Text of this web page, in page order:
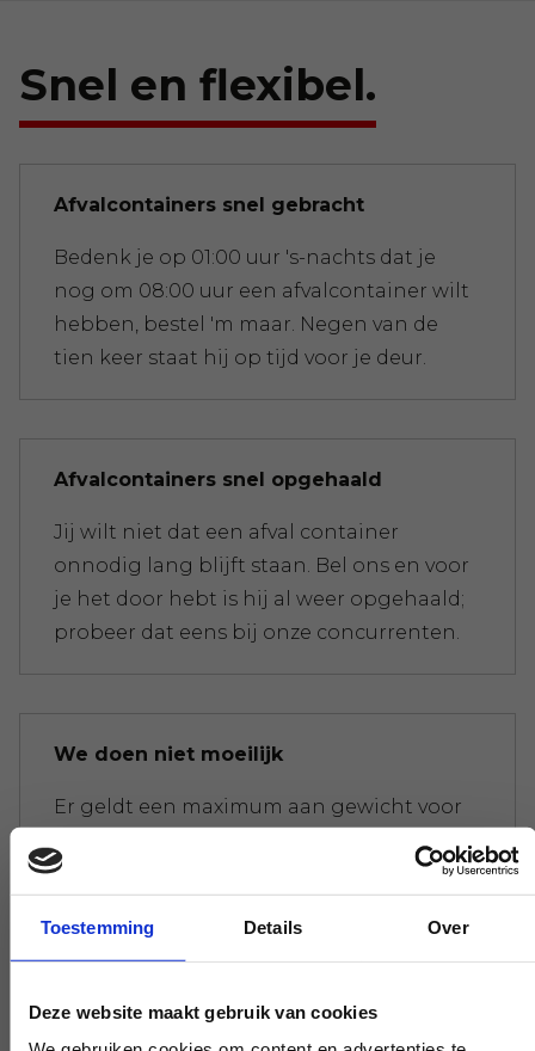
Toestemming Details Over
Deze website maakt gebruik van cookies
Snel en flexibel.
Afvalcontainers snel gebracht
Bedenk je op 01:00 uur 's-nachts dat je
nog om 08:00 uur een afvalcontainer wilt
hebben, bestel 'm maar. Negen van de
tien keer staat hij op tijd voor je deur.
Afvalcontainers snel opgehaald
Jij wilt niet dat een afval container
onnodig lang blijft staan. Bel ons en voor
je het door hebt is hij al weer opgehaald;
probeer dat eens bij onze concurrenten.
We doen niet moeilijk
Er geldt een maximum aan gewicht voor
afrekening gepresenteerd. Maak jij het
Experts die je verder helpen